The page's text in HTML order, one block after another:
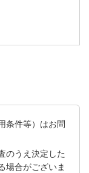
条件等）はお問
のうえ決定した
場合がございま